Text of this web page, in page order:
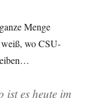
Menge
weiß, wo CSU-
ist es heute im